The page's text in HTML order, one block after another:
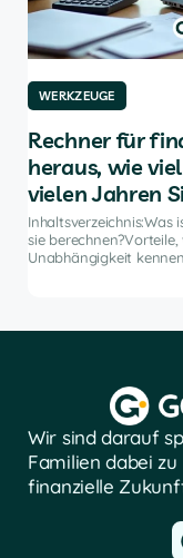
WERKZEUGE
Rechner für
heraus, wie
vielen Jahren
sie
Unabhängigkeit
Wir sind darauf
Familien dabei
finanzielle